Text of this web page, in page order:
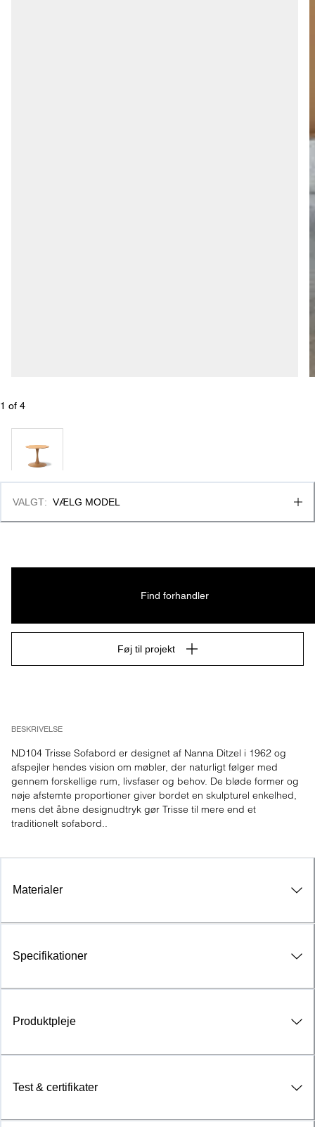
1 of 4
BESKRIVELSE
ND104 Trisse Sofabord er designet af Nanna Ditzel i 1962 og
afspejler hendes vision om møbler, der naturligt følger med
gennem forskellige rum, livsfaser og behov. De bløde former og
nøje afstemte proportioner giver bordet en skulpturel enkelhed,
mens det åbne designudtryk gør Trisse til mere end et
traditionelt sofabord..
VALGT: VÆLG MODEL
Find forhandler
Føj til projekt
Materialer
Specifikationer
Produktpleje
Test & certifikater